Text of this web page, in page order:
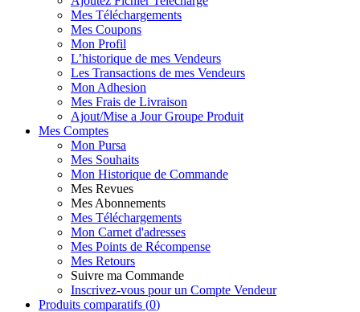
Mes Téléchargements
Mes Coupons
Mon Profil
L’historique de mes Vendeurs
Les Transactions de mes Vendeurs
Mon Adhesion
Mes Frais de Livraison
Ajout/Mise a Jour Groupe Produit
Mes Comptes
Mon Pursa
Mes Souhaits
Mon Historique de Commande
Mes Revues
Mes Abonnements
Mes Téléchargements
Mon Carnet d'adresses
Mes Points de Récompense
Mes Retours
Suivre ma Commande
Inscrivez-vous pour un Compte Vendeur
Produits comparatifs (0)